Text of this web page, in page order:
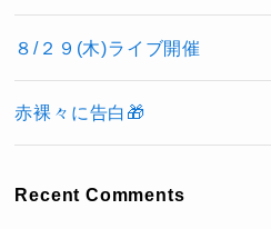
８/２９(木)ライブ開催
赤裸々に告白🎁
Recent Comments